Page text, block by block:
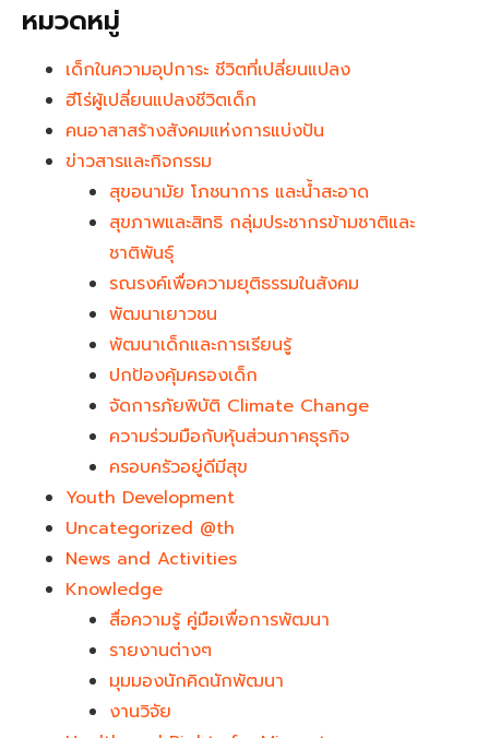
หมวดหมู่
เด็กในความอุปการะ ชีวิตที่เปลี่ยนแปลง
ฮีโร่ผู้เปลี่ยนแปลงชีวิตเด็ก
คนอาสาสร้างสังคมแห่งการแบ่งปัน
ข่าวสารและกิจกรรม
สุขอนามัย โภชนาการ และน้ำสะอาด
สุขภาพและสิทธิ กลุ่มประชากรข้ามชาติและ
ชาติพันธุ์
รณรงค์เพื่อความยุติธรรมในสังคม
พัฒนาเยาวชน
พัฒนาเด็กและการเรียนรู้
ปกป้องคุ้มครองเด็ก
จัดการภัยพิบัติ Climate Change
ความร่วมมือกับหุ้นส่วนภาคธุรกิจ
ครอบครัวอยู่ดีมีสุข
Youth Development​
Uncategorized @th
News and Activities
Knowledge
สื่อความรู้ คู่มือเพื่อการพัฒนา
รายงานต่างๆ
มุมมองนักคิดนักพัฒนา
งานวิจัย